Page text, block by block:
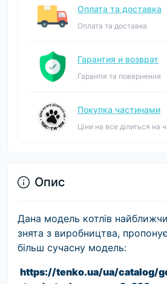
Оплата та доставка
Оплата та доставка
Гарантия и возврат
Гарантія та повернення
Покупка частинами
Ціни на все ділиться на
Опис
Дана модель котлів
знята з виробництва,
більш сучасну модель:
https://tenko.ua/ua/catalog/